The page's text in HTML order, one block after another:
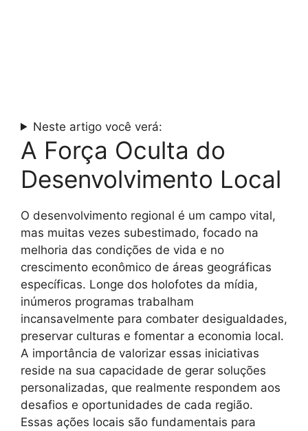
Neste artigo você verá:
A Força Oculta do
Desenvolvimento Local
O desenvolvimento regional é um campo vital,
mas muitas vezes subestimado, focado na
melhoria das condições de vida e no
crescimento econômico de áreas geográficas
específicas. Longe dos holofotes da mídia,
inúmeros programas trabalham
incansavelmente para combater desigualdades,
preservar culturas e fomentar a economia local.
A importância de valorizar essas iniciativas
reside na sua capacidade de gerar soluções
personalizadas, que realmente respondem aos
desafios e oportunidades de cada região.
Essas ações locais são fundamentais para